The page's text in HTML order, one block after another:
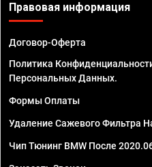
Правовая информация
Договор-Оферта
Политика
Персональных Данных.
Формы Оплаты
Удаление Сажевого Фильтра
Чип Тюнинг BMW После